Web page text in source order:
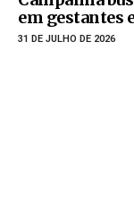
em gestantes
31 DE JULHO DE 2026